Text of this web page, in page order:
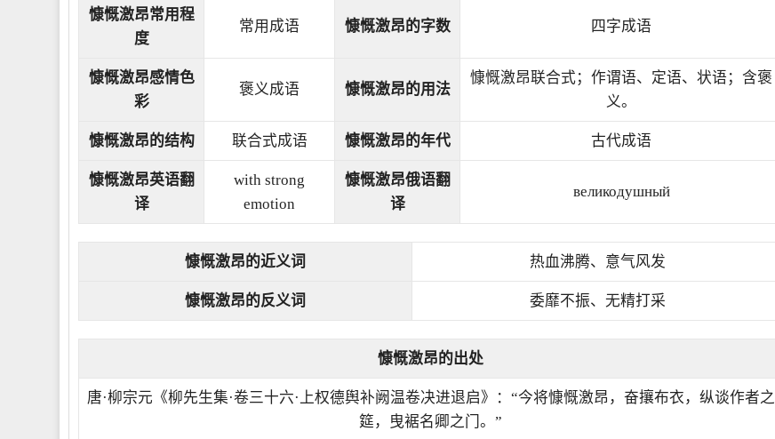
慷慨激昂常用程
度
常用成语 慷慨激昂的字数 四字成语
慷慨激昂感情色
彩
褒义成语 慷慨激昂的用法
慷慨激昂联合式；作谓语、定语、状语；含褒
义。
慷慨激昂的结构 联合式成语 慷慨激昂的年代 古代成语
慷慨激昂英语翻
译
with strong
emotion
慷慨激昂俄语翻
译
великодушный
慷慨激昂的近义词 热血沸腾、意气风发
慷慨激昂的反义词 委靡不振、无精打采
慷慨激昂的出处
唐·柳宗元《柳先生集·卷三十六·上权德舆补阙温卷决进退启》：“今将慷慨激昂，奋攘布衣，纵谈作者之
筵，曳裾名卿之门。”